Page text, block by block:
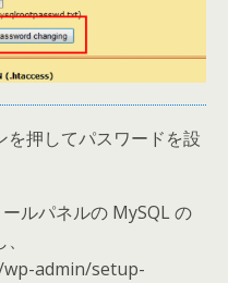
を押してパスワードを設
ルパネルの MySQL の
admin/setup-